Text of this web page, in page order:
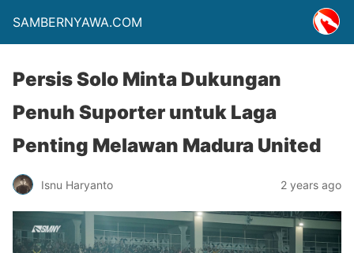
SAMBERNYAWA.COM
Persis Solo Minta Dukungan
Penuh Suporter untuk Laga
Penting Melawan Madura United
Isnu Haryanto 2 years ago